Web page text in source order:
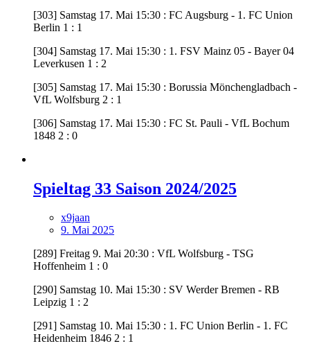
[303] Samstag 17. Mai 15:30 : FC Augsburg - 1. FC Union
Berlin 1 : 1
[304] Samstag 17. Mai 15:30 : 1. FSV Mainz 05 - Bayer 04
Leverkusen 1 : 2
[305] Samstag 17. Mai 15:30 : Borussia Mönchengladbach -
VfL Wolfsburg 2 : 1
[306] Samstag 17. Mai 15:30 : FC St. Pauli - VfL Bochum
1848 2 : 0
Spieltag 33 Saison 2024/2025
x9jaan
9. Mai 2025
[289] Freitag 9. Mai 20:30 : VfL Wolfsburg - TSG
Hoffenheim 1 : 0
[290] Samstag 10. Mai 15:30 : SV Werder Bremen - RB
Leipzig 1 : 2
[291] Samstag 10. Mai 15:30 : 1. FC Union Berlin - 1. FC
Heidenheim 1846 2 : 1